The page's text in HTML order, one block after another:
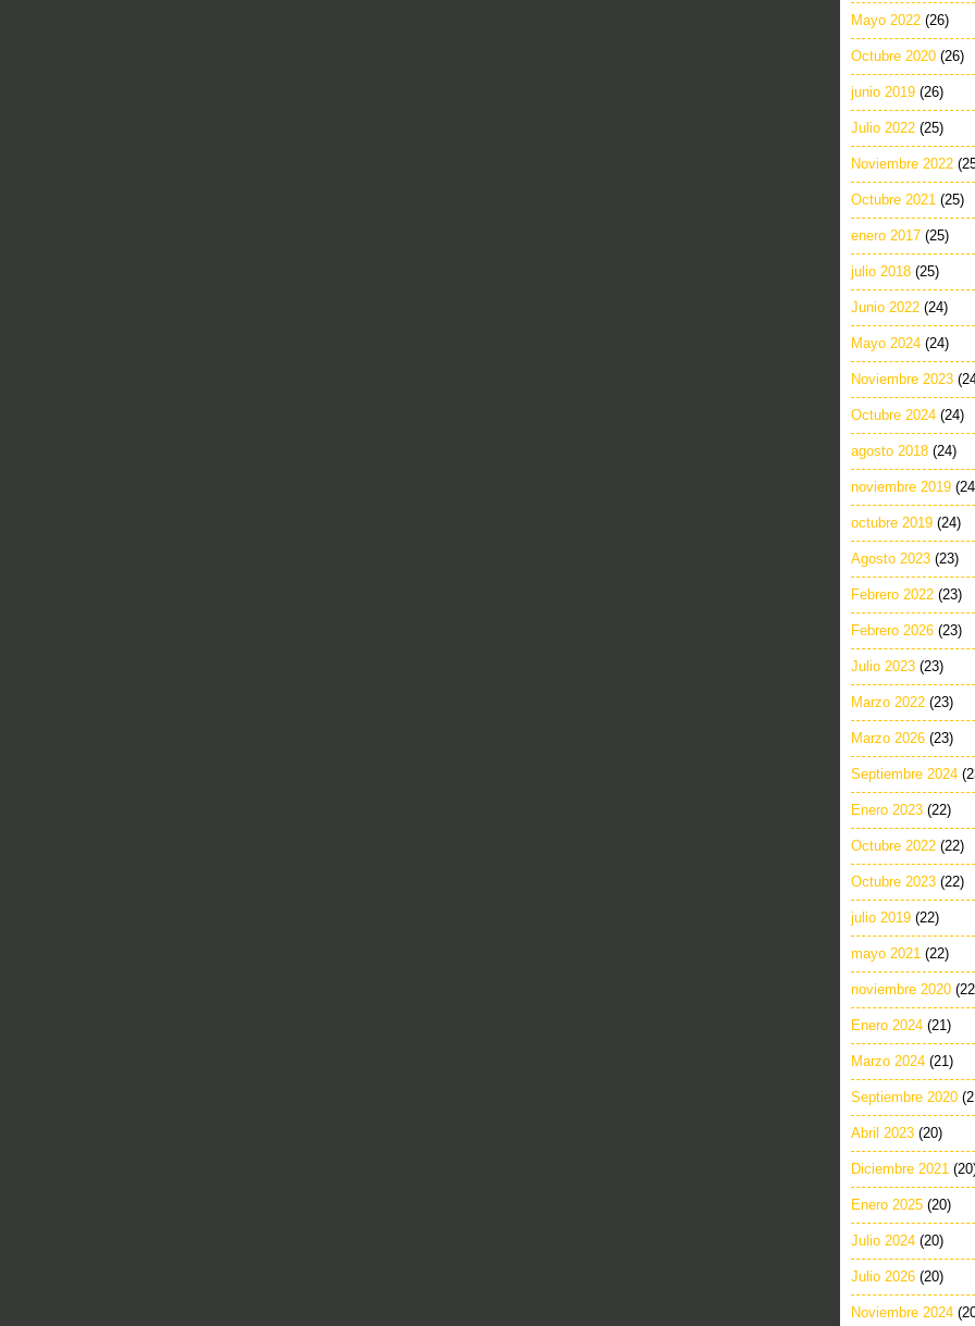
Mayo 2022 (26)
Octubre 2020 (26)
junio 2019 (26)
Julio 2022 (25)
Noviembre 2022
Octubre 2021 (25)
enero 2017 (25)
julio 2018 (25)
Junio 2022 (24)
Mayo 2024 (24)
Noviembre 2023
Octubre 2024 (24)
agosto 2018 (24)
noviembre 2019
octubre 2019 (24)
Agosto 2023 (23)
Febrero 2022 (23)
Febrero 2026 (23)
Julio 2023 (23)
Marzo 2022 (23)
Marzo 2026 (23)
Septiembre 2024
Enero 2023 (22)
Octubre 2022 (22)
Octubre 2023 (22)
julio 2019 (22)
mayo 2021 (22)
noviembre 2020
Enero 2024 (21)
Marzo 2024 (21)
Septiembre 2020
Abril 2023 (20)
Diciembre 2021
Enero 2025 (20)
Julio 2024 (20)
Julio 2026 (20)
Noviembre 2024